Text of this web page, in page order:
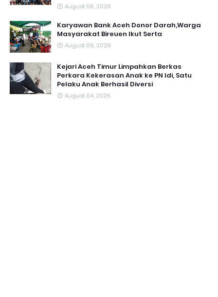
August 06, 2026
Karyawan Bank Aceh Donor Darah,Warga
Masyarakat Bireuen Ikut Serta
August 06, 2026
Kejari Aceh Timur Limpahkan Berkas
Perkara Kekerasan Anak ke PN Idi, Satu
Pelaku Anak Berhasil Diversi
August 04, 2026